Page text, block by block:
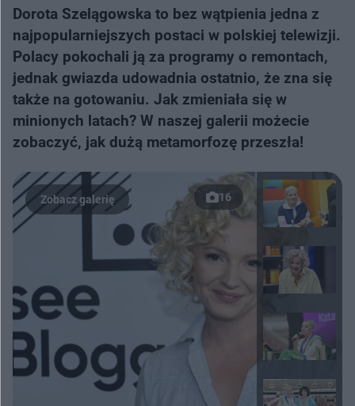
Dorota Szelągowska to bez wątpienia jedna z
najpopularniejszych postaci w polskiej telewizji.
Polacy pokochali ją za programy o remontach,
jednak gwiazda udowadnia ostatnio, że zna się
także na gotowaniu. Jak zmieniała się w
minionych latach? W naszej galerii możecie
zobaczyć, jak dużą metamorfozę przeszła!
16